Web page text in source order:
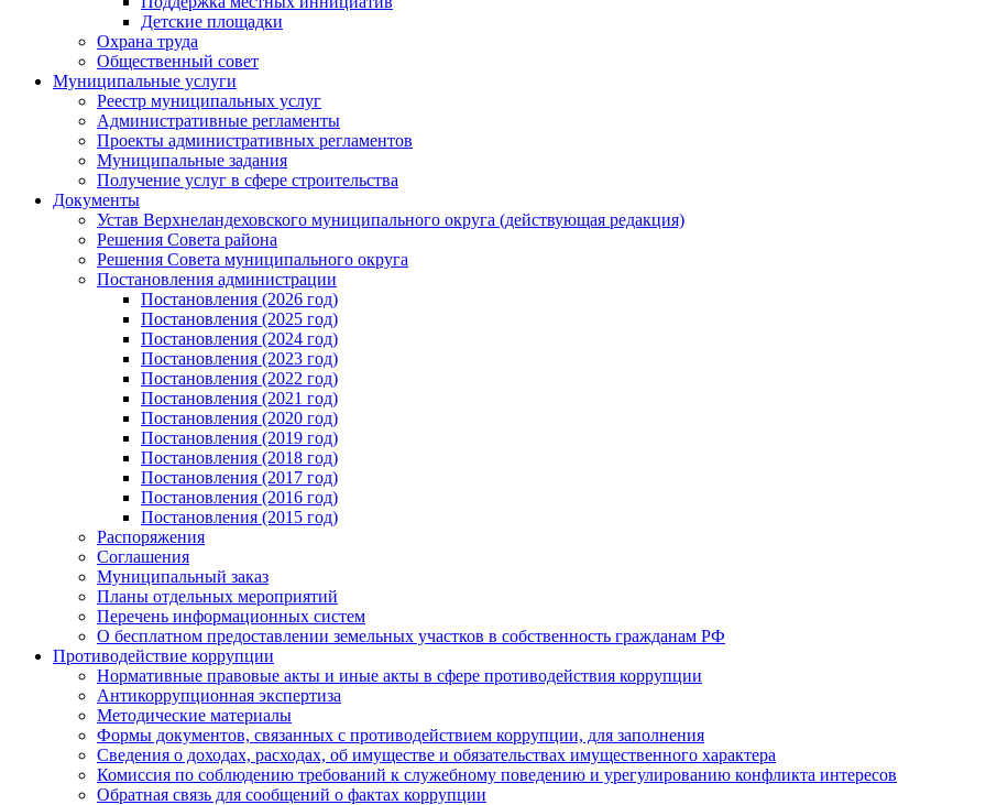
Детские площадки
Охрана труда
Общественный совет
Муниципальные услуги
Реестр муниципальных услуг
Административные регламенты
Проекты административных регламентов
Муниципальные задания
Получение услуг в сфере строительства
Документы
Устав Верхнеландеховского муниципального округа (действующая редакция)
Решения Совета района
Решения Совета муниципального округа
Постановления администрации
Постановления (2026 год)
Постановления (2025 год)
Постановления (2024 год)
Постановления (2023 год)
Постановления (2022 год)
Постановления (2021 год)
Постановления (2020 год)
Постановления (2019 год)
Постановления (2018 год)
Постановления (2017 год)
Постановления (2016 год)
Постановления (2015 год)
Распоряжения
Соглашения
Муниципальный заказ
Планы отдельных мероприятий
Перечень информационных систем
О бесплатном предоставлении земельных участков в собственность гражданам РФ
Противодействие коррупции
Нормативные правовые акты и иные акты в сфере противодействия коррупции
Антикоррупционная экспертиза
Методические материалы
Формы документов, связанных с противодействием коррупции, для заполнения
Сведения о доходах, расходах, об имуществе и обязательствах имущественного характера
Комиссия по соблюдению требований к служебному поведению и урегулированию конфликта интересов
Обратная связь для сообщений о фактах коррупции